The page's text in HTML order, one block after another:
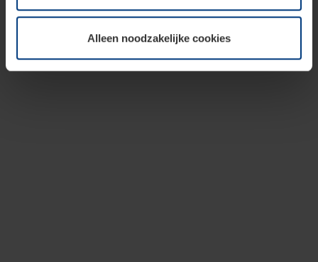
toestemming kunt u op elk moment bij de uitleg van de
wijzigen of herroepen.Alleen noodzakelijke cookies